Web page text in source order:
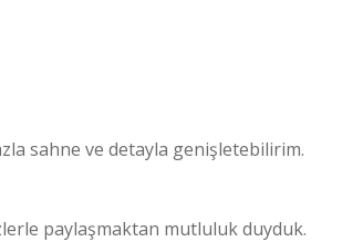
sahne ve detayla genişletebilirim.
paylaşmaktan mutluluk duyduk.